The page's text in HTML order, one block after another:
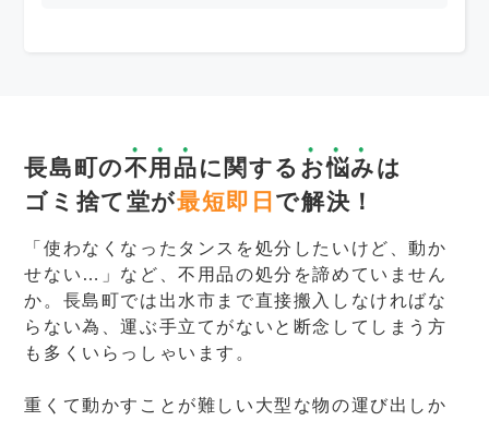
長島町の不用品に関する お悩みは
ゴミ捨て堂が最短即日 で解決！
「使わなくなったタンスを処分したいけど、動か
せない…」など、不用品の処分を諦めていません
か。長島町では出水市まで直接搬入しなければな
らない為、運ぶ手立てがないと断念してしまう方
も多くいらっしゃいます。
重くて動かすことが難しい大型な物の運び出しか